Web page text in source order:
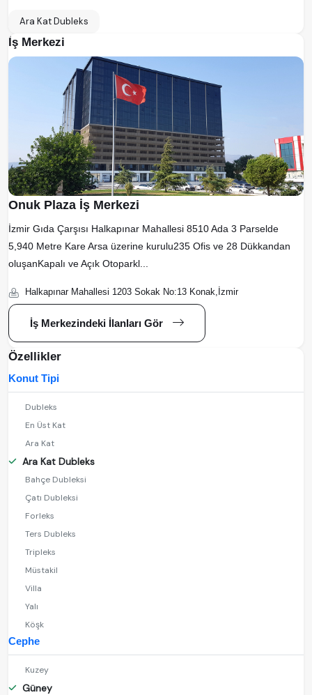
Ara Kat Dubleks
İş Merkezi
Onuk Plaza İş Merkezi
İzmir Gıda Çarşısı Halkapınar Mahallesi 8510 Ada 3 Parselde
5,940 Metre Kare Arsa üzerine kurulu235 Ofis ve 28 Dükkandan
oluşanKapalı ve Açık Otoparkl...
Halkapınar Mahallesi 1203 Sokak No:13 Konak,İzmir
İş Merkezindeki İlanları Gör
Özellikler
Konut Tipi
Dubleks
En Üst Kat
Ara Kat
Ara Kat Dubleks
Bahçe Dubleksi
Çatı Dubleksi
Forleks
Ters Dubleks
Tripleks
Müstakil
Villa
Yalı
Köşk
Cephe
Kuzey
Güney